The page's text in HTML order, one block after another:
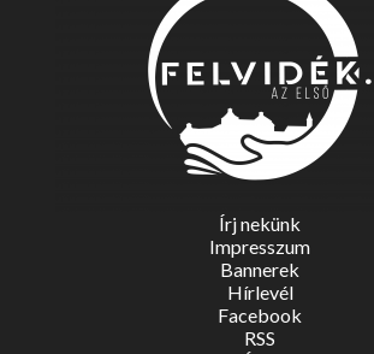
Írj nekünk
Impresszum
Bannerek
Hírlevél
Facebook
RSS